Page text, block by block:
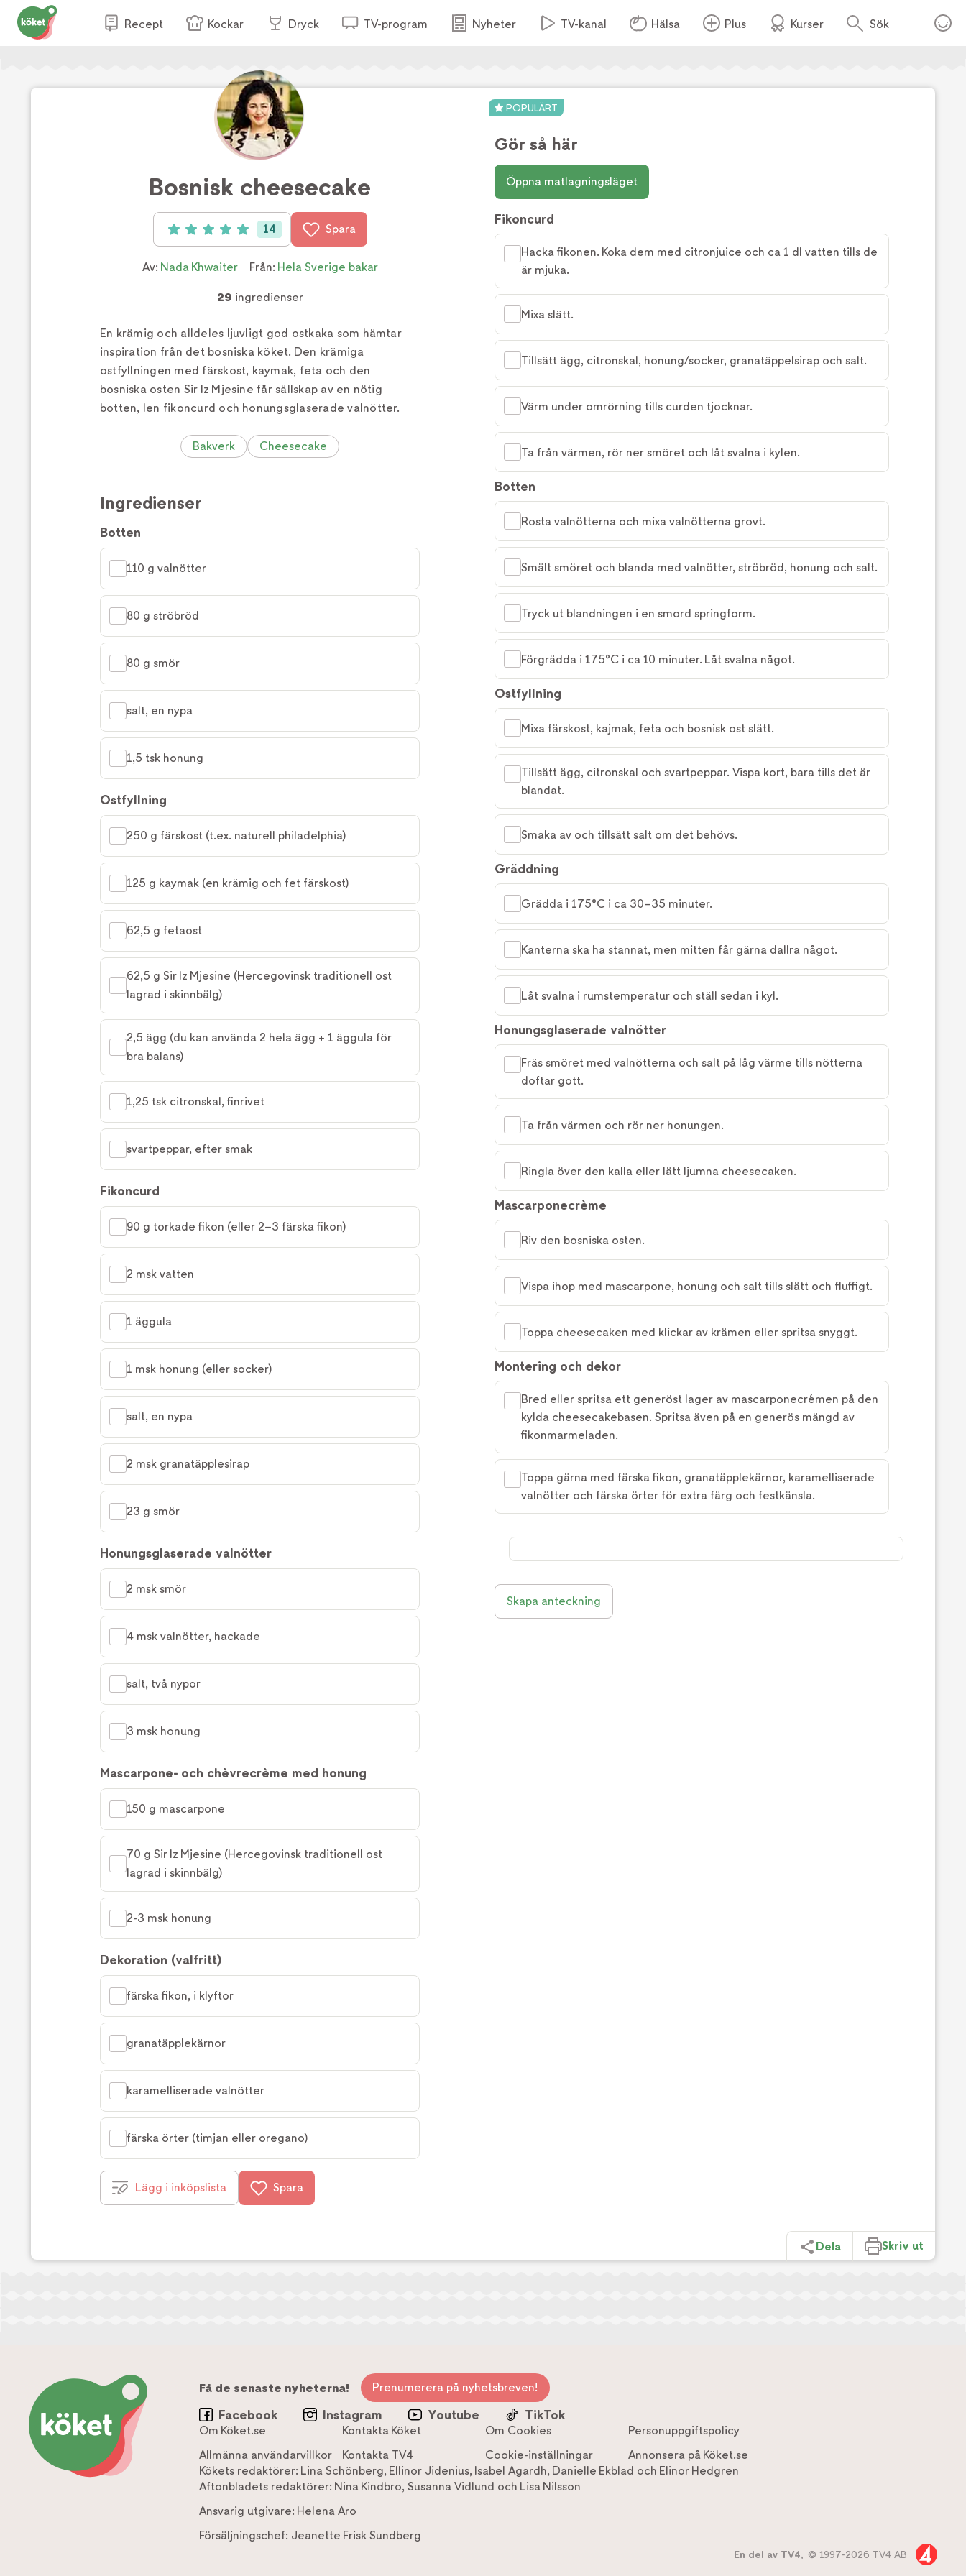
Recept Kockar Dryck TV-program Nyheter TV-kanal Hälsa Plus Kurser Sök
POPULÄRT
Foto:TV4
Bosnisk cheesecake
Betyg: 5 av 5 (14 röster)
14 Spara
Av: Nada Khwaiter Från: Hela Sverige bakar
29 ingredienser
En krämig och alldeles ljuvligt god ostkaka som hämtar
inspiration från det bosniska köket. Den krämiga
ostfyllningen med färskost, kaymak, feta och den
bosniska osten Sir Iz Mjesine får sällskap av en nötig
botten, len fikoncurd och honungsglaserade valnötter.
Bakverk Cheesecake
Ingredienser
Botten
110 g valnötter
80 g ströbröd
80 g smör
salt, en nypa
1,5 tsk honung
Ostfyllning
250 g färskost (t.ex. naturell philadelphia)
125 g kaymak (en krämig och fet färskost)
62,5 g fetaost
62,5 g Sir Iz Mjesine (Hercegovinsk traditionell ost
lagrad i skinnbälg)
2,5 ägg (du kan använda 2 hela ägg + 1 äggula för
bra balans)
1,25 tsk citronskal, finrivet
svartpeppar, efter smak
Fikoncurd
90 g torkade fikon (eller 2–3 färska fikon)
2 msk vatten
1 äggula
1 msk honung (eller socker)
salt, en nypa
2 msk granatäpplesirap
23 g smör
Honungsglaserade valnötter
2 msk smör
4 msk valnötter, hackade
salt, två nypor
3 msk honung
Mascarpone- och chèvrecrème med honung
150 g mascarpone
70 g Sir Iz Mjesine (Hercegovinsk traditionell ost
lagrad i skinnbälg)
2-3 msk honung
Dekoration (valfritt)
färska fikon, i klyftor
granatäpplekärnor
karamelliserade valnötter
färska örter (timjan eller oregano)
Lägg i inköpslista Spara
Gör så här
Öppna matlagningsläget
Fikoncurd
Hacka fikonen. Koka dem med citronjuice och ca 1 dl vatten tills de
är mjuka.
Mixa slätt.
Tillsätt ägg, citronskal, honung/socker, granatäppelsirap och salt.
Värm under omrörning tills curden tjocknar.
Ta från värmen, rör ner smöret och låt svalna i kylen.
Botten
Rosta valnötterna och mixa valnötterna grovt.
Smält smöret och blanda med valnötter, ströbröd, honung och salt.
Tryck ut blandningen i en smord springform.
Förgrädda i 175°C i ca 10 minuter. Låt svalna något.
Ostfyllning
Mixa färskost, kajmak, feta och bosnisk ost slätt.
Tillsätt ägg, citronskal och svartpeppar. Vispa kort, bara tills det är
blandat.
Smaka av och tillsätt salt om det behövs.
Gräddning
Grädda i 175°C i ca 30–35 minuter.
Kanterna ska ha stannat, men mitten får gärna dallra något.
Låt svalna i rumstemperatur och ställ sedan i kyl.
Honungsglaserade valnötter
Fräs smöret med valnötterna och salt på låg värme tills nötterna
doftar gott.
Ta från värmen och rör ner honungen.
Ringla över den kalla eller lätt ljumna cheesecaken.
Mascarponecrème
Riv den bosniska osten.
Vispa ihop med mascarpone, honung och salt tills slätt och fluffigt.
Toppa cheesecaken med klickar av krämen eller spritsa snyggt.
Montering och dekor
Bred eller spritsa ett generöst lager av mascarponecrémen på den
kylda cheesecakebasen. Spritsa även på en generös mängd av
fikonmarmeladen.
Toppa gärna med färska fikon, granatäpplekärnor, karamelliserade
valnötter och färska örter för extra färg och festkänsla.
Skapa anteckning
Dela Skriv ut
Få de senaste nyheterna! Prenumerera på nyhetsbreven!
Facebook Instagram Youtube TikTok
Om Köket.se Kontakta Köket Om Cookies
Personuppgiftspolicy
Allmänna användarvillkor
Kontakta TV4 Cookie-inställningar
Annonsera på Köket.se
Kökets redaktörer: Lina Schönberg, Ellinor Jidenius, Isabel Agardh, Danielle Ekblad och Elinor Hedgren
Aftonbladets redaktörer: Nina Kindbro, Susanna Vidlund och Lisa Nilsson
Ansvarig utgivare: Helena Aro
Försäljningschef: Jeanette Frisk Sundberg
En del av TV4, © 1997-2026 TV4 AB